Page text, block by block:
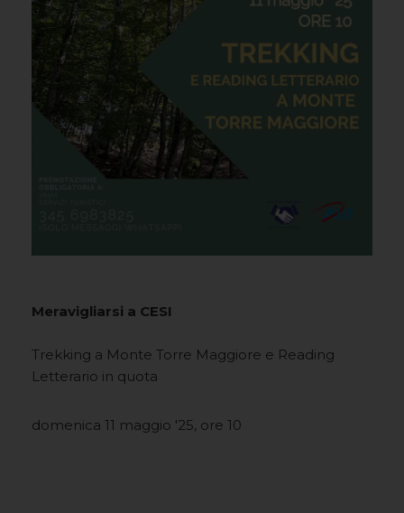
Meravigliarsi a CESI
Trekking a Monte Torre Maggiore e Reading
Letterario in quota
domenica 11 maggio '25, ore 10